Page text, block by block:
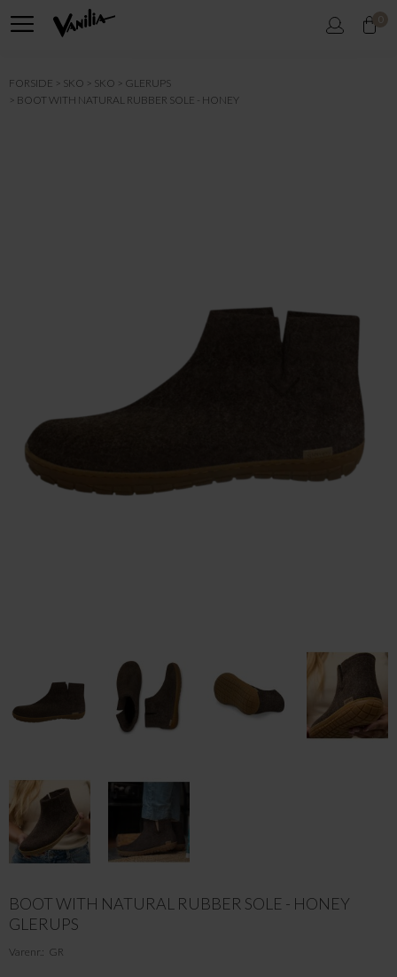
0
FORSIDE SKO SKO
GLERUPS
BOOT WITH NATURAL RUBBER SOLE - HONEY
BOOT WITH NATURAL RUBBER SOLE - HONEY
GLERUPS
Varenr. GR